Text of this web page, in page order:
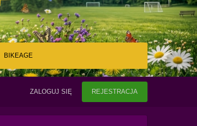
BIKEAGE
ZALOGUJ SIĘ REJESTRACJA